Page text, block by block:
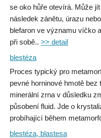
se oko hůře otevírá. Může
následek zánětu, úrazu
blefaron ve významu víčko
při sobě.. >> detail
blestéza
Proces typický pro
pevné horninové hmotě
minerální zrna v důsledku
působení fluid. Jde o
probíhající během
blestéza, blastesa